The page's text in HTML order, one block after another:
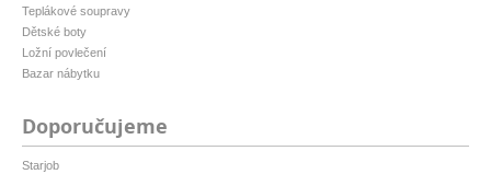
Teplákové soupravy
Dětské boty
Ložní povlečení
Bazar nábytku
Doporučujeme
Starjob